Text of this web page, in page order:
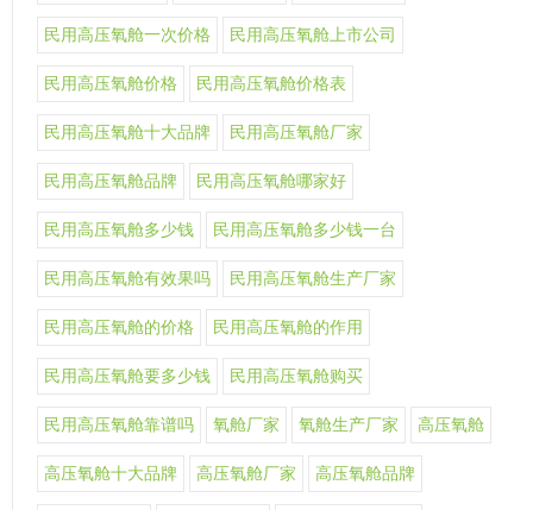
民用高压氧舱一次价格 民用高压氧舱上市公司
民用高压氧舱价格 民用高压氧舱价格表
民用高压氧舱十大品牌 民用高压氧舱厂家
民用高压氧舱品牌 民用高压氧舱哪家好
民用高压氧舱多少钱 民用高压氧舱多少钱一台
民用高压氧舱有效果吗 民用高压氧舱生产厂家
民用高压氧舱的价格 民用高压氧舱的作用
民用高压氧舱要多少钱 民用高压氧舱购买
民用高压氧舱靠谱吗 氧舱厂家 氧舱生产厂家 高压氧舱
高压氧舱十大品牌 高压氧舱厂家 高压氧舱品牌